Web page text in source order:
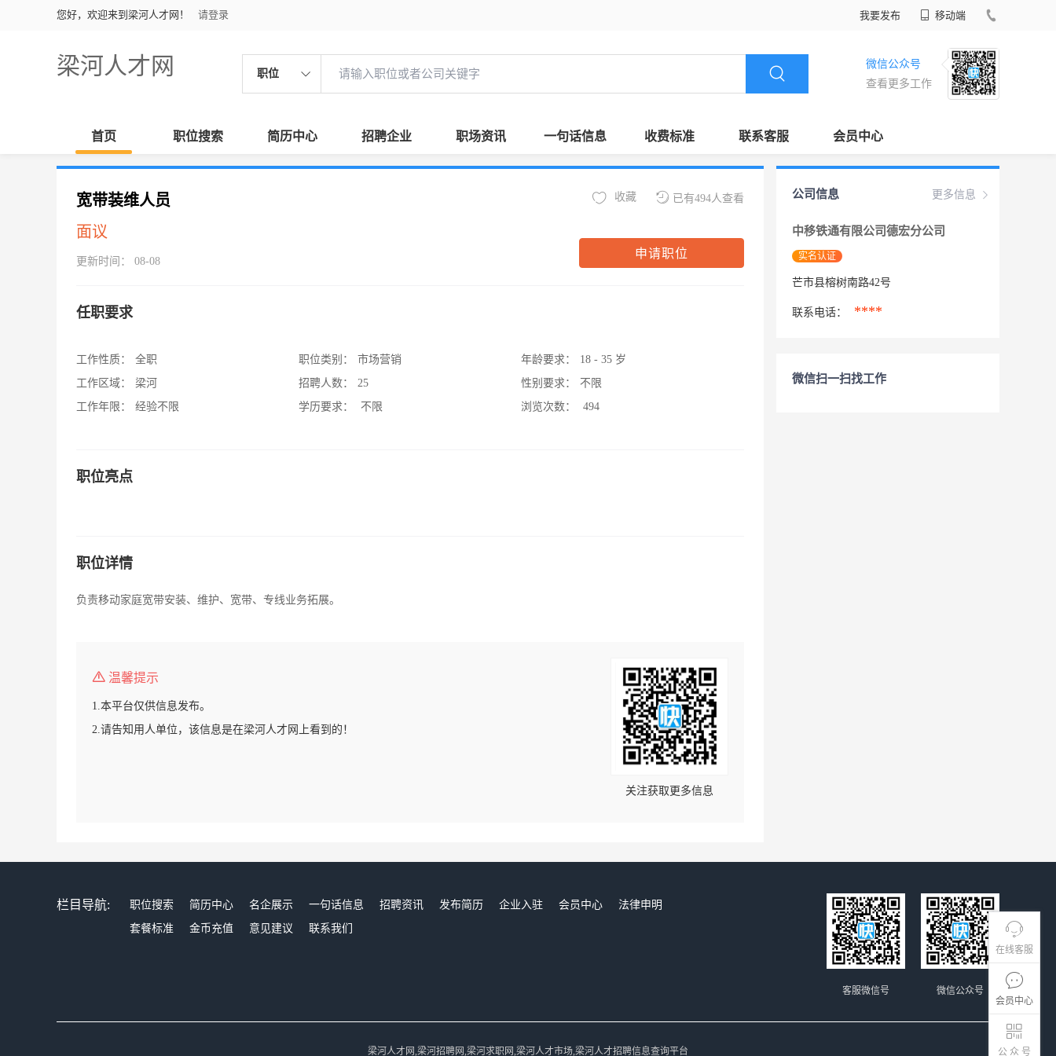
您好，欢迎来到梁河人才网！ 请登录 我要发布 移动端
梁河人才网 职位
微信公众号
查看更多工作
首页 职位搜索 简历中心 招聘企业 职场资讯 一句话信息 收费标准 联系客服 会员中心
在线客服
会员中心
公 众 号
宽带装维人员
面议
更新时间： 08-08
已有494人查看
收藏
申请职位
任职要求
工作性质：
全职
工作区域：
梁河
工作年限：
经验不限
职位类别：
市场营销
招聘人数：
25
学历要求：
不限
年龄要求：
18 - 35 岁
性别要求：
不限
浏览次数：
494
职位亮点
职位详情
负责移动家庭宽带安装、维护、宽带、专线业务拓展。
温馨提示
1.本平台仅供信息发布。
2.请告知用人单位，该信息是在梁河人才网上看到的！
关注获取更多信息
更多信息
公司信息
中移铁通有限公司德宏分公司
实名认证
芒市县榕树南路42号
联系电话： ****
微信扫一扫找工作
栏目导航: 职位搜索 简历中心 名企展示 一句话信息 招聘资讯 发布简历 企业入驻 会员中心
法律申明
套餐标准
金币充值 意见建议 联系我们
微信公众号
客服微信号
梁河人才网,梁河招聘网,梁河求职网,梁河人才市场,梁河人才招聘信息查询平台